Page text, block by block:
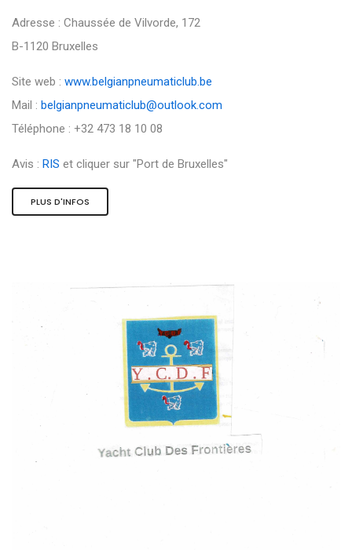
Adresse : Chaussée de Vilvorde, 172
B-1120 Bruxelles
Site web : www.belgianpneumaticlub.be
Mail : belgianpneumaticlub@outlook.com
Téléphone : +32 473 18 10 08
Avis : RIS et cliquer sur "Port de Bruxelles"
PLUS D'INFOS